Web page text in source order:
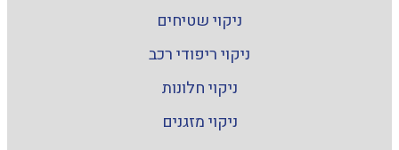
ניקוי שטיחים
ניקוי ריפודי רכב
ניקוי חלונות
ניקוי מזגנים